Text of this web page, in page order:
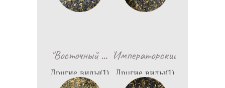
"Восточный …
Другие виды(1)
"Императорский"
Другие виды(1)